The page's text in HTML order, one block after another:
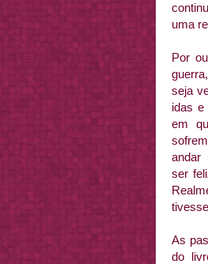
uma
Por
seja
idas e
em
andar
ser
As
do